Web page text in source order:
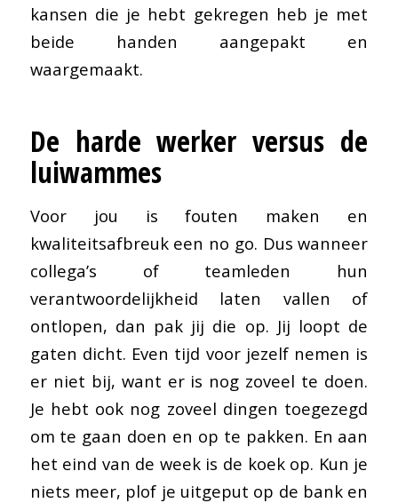
kansen die je hebt gekregen heb je met
beide handen aangepakt en
waargemaakt.
De harde werker versus de
luiwammes
Voor jou is fouten maken en
kwaliteitsafbreuk een no go. Dus wanneer
collega’s of teamleden hun
verantwoordelijkheid laten vallen of
ontlopen, dan pak jij die op. Jij loopt de
gaten dicht. Even tijd voor jezelf nemen is
er niet bij, want er is nog zoveel te doen.
Je hebt ook nog zoveel dingen toegezegd
om te gaan doen en op te pakken. En aan
het eind van de week is de koek op. Kun je
niets meer, plof je uitgeput op de bank en